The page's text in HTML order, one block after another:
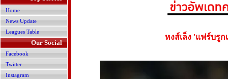
Home
News Update
Leagues Table
Our Social
Facebook
Twitter
Instagram
หงส์เล็ง 'แฟร์บรูก